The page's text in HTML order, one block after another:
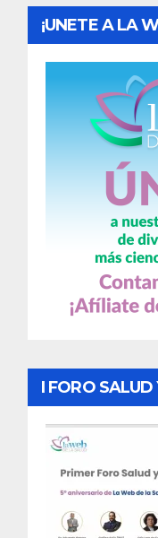
¡UNETE A LA
I FORO SALUD